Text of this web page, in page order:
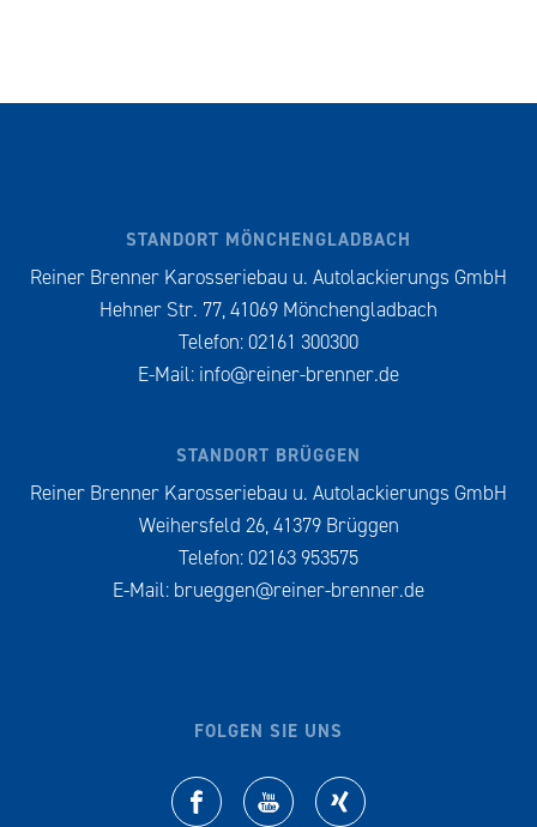
STANDORT MÖNCHENGLADBACH
Reiner Brenner Karosseriebau u. Autolackierungs GmbH
Hehner Str. 77, 41069 Mönchengladbach
Telefon: 02161 300300
E-Mail: info@reiner-brenner.de
STANDORT BRÜGGEN
Reiner Brenner Karosseriebau u. Autolackierungs GmbH
Weihersfeld 26, 41379 Brüggen
Telefon: 02163 953575
E-Mail: brueggen@reiner-brenner.de
FOLGEN SIE UNS